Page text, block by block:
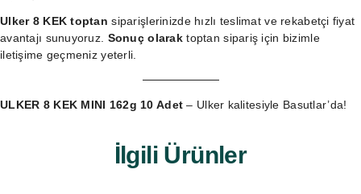
Ulker 8 KEK toptan siparişlerinizde hızlı teslimat ve rekabetçi fiyat
avantajı sunuyoruz. Sonuç olarak toptan sipariş için bizimle
iletişime geçmeniz yeterli.
ULKER 8 KEK MINI 162g 10 Adet – Ulker kalitesiyle Basutlar’da!
İlgili Ürünler